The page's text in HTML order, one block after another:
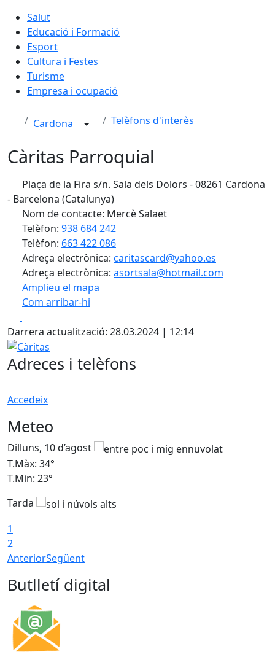
Salut
Educació i Formació
Esport
Cultura i Festes
Turisme
Empresa i ocupació
Cardona Telèfons d'interès
Càritas Parroquial
Plaça de la Fira s/n. Sala dels Dolors - 08261 Cardona
- Barcelona (Catalunya)
Nom de contacte: Mercè Salaet
Telèfon: 938 684 242
Telèfon: 663 422 086
Adreça electrònica: caritascard@yahoo.es
Adreça electrònica: asortsala@hotmail.com
Amplieu el mapa
Com arribar-hi
+
−
Darrera actualització: 28.03.2024 | 12:14
Càritas
Adreces i telèfons
Accedeix
Meteo
Dilluns, 10 d’agost
T.Màx: 34°
T.Min: 23°
Tarda
1
2
AnteriorSegüent
Butlletí digital